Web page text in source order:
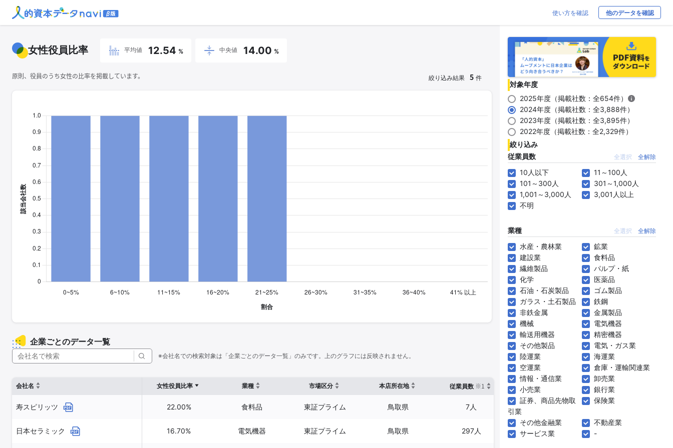
使い方を確認 他のデータを確認
女性役員比率 平均値 12.54 % 中央値 14.00 %
原則、役員のうち女性の比率を掲載しています。 絞り込み結果 5 件
企業ごとのデータ一覧
※会社名での検索対象は「企業ごとのデータ一覧」のみです。上のグラフには反映されません。
会社名 女性役員比率 業種 市場区分 本店所在地 従業員数 ※1 臨時従業員数 確認した有報締日
寿スピリッツ 22.00% 食料品 東証プライム 鳥取県 7人 1人 2025年03月31日
日本セラミック 16.70% 電気機器 東証プライム 鳥取県 297人 28人
対象年度
2025年度（掲載社数：全654件）
2024年度（掲載社数：全3,888件）
2023年度（掲載社数：全3,895件）
2022年度（掲載社数：全2,329件）
絞り込み
従業員数
全選択 全解除
10人以下
11～100人
101～300人
301～1,000人
1,001～3,000人
3,001人以上
不明
業種 全選択 全解除
水産・農林業
鉱業
建設業
食料品
繊維製品
パルプ・紙
化学
医薬品
石油・石炭製品
ゴム製品
ガラス・土石製品
鉄鋼
非鉄金属
金属製品
機械
電気機器
輸送用機器
精密機器
その他製品
電気・ガス業
陸運業
海運業
空運業
倉庫・運輸関連業
情報・通信業
卸売業
小売業
銀行業
証券、商品先物取
引業
保険業
その他金融業
不動産業
サービス業
-